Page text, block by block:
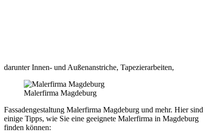
darunter Innen- und Außenanstriche, Tapezierarbeiten,
Malerfirma Magdeburg
Fassadengestaltung Malerfirma Magdeburg und mehr. Hier sind
einige Tipps, wie Sie eine geeignete Malerfirma in Magdeburg
finden können: